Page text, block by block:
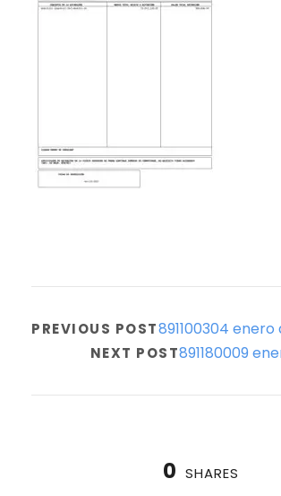
PREVIOUS POST891100304 enero
NEXT POST891180009
0 SHARES